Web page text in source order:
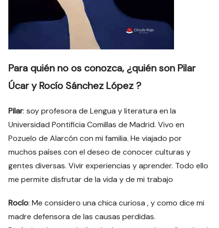
Para quién no os conozca, ¿quién son Pilar
Úcar y Rocío Sánchez López ?
Pilar: soy profesora de Lengua y literatura en la
Universidad Pontificia Comillas de Madrid. Vivo en
Pozuelo de Alarcón con mi familia. He viajado por
muchos países con el deseo de conocer culturas y
gentes diversas. Vivir experiencias y aprender. Todo ello
me permite disfrutar de la vida y de mi trabajo
Rocío: Me considero una chica curiosa , y como dice mi
madre defensora de las causas perdidas.